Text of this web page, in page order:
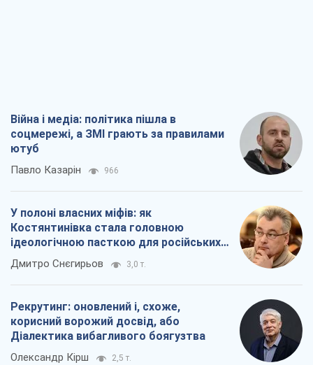
Війна і медіа: політика пішла в
соцмережі, а ЗМІ грають за правилами
ютуб
Павло Казарін 966
У полоні власних міфів: як
Костянтинівка стала головною
ідеологічною пасткою для російських
окупантів
Дмитро Снєгирьов 3,0 т.
Рекрутинг: оновлений і, схоже,
корисний ворожий досвід, або
Діалектика вибагливого боягузтва
Олександр Кірш 2,5 т.